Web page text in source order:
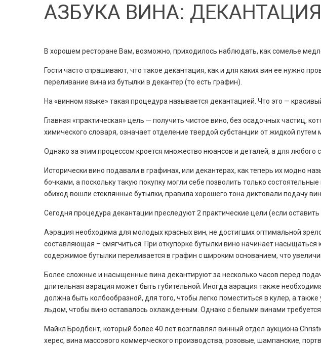
АЗБУКА ВИНА:
В хорошем ресторане Вам, возможно, приходилось наблюдать, как сомелье
Гости часто спрашивают, что такое декантация, как и для каких вин ее нужно
переливание вина из бутылки в декантер (то есть графин).
На «винном языке» такая процедура называется декантацией. Что это —
Главная «практическая» цель — получить чистое вино, без осадочных частиц,
химического словаря, означает отделение твердой субстанции от жидкой путем
Однако за этим процессом кроется множество нюансов и деталей, а для
Исторически вино подавали в графинах, или декантерах, как теперь их модно
бочками, а поскольку такую покупку могли себе позволить только
обиход вошли стеклянные бутылки, правила хорошего тона диктовали подачу
Сегодня процедура декантации преследуют 2 практические цели (если
Аэрация необходима для молодых красных вин, не достигших оптимальной
составляющая – смягчиться. При откупорке бутылки вино начинает насыщаться
содержимое бутылки переливается в графин с широким основанием, что
Более сложные и насыщенные вина декантируют за несколько часов перед
длительная аэрация может быть губительной. Иногда аэрация также
должна быть колбообразной, для того, чтобы легко поместиться в кулер, а
льдом, чтобы вино оставалось охлажденным. Однако с белыми винами
Майкл Бродбент, который более 40 лет возглавлял винный отдел аукциона
херес, вина массового коммерческого производства, розовые, шампанские,